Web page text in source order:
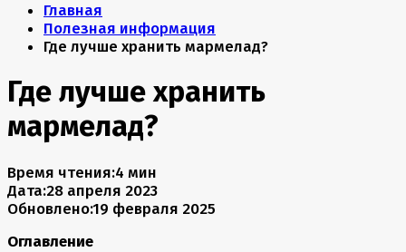
Главная
Полезная информация
Где лучше хранить мармелад?
Где лучше хранить
мармелад?
Время чтения:4 мин
Дата:28 апреля 2023
Обновлено:19 февраля 2025
Оглавление